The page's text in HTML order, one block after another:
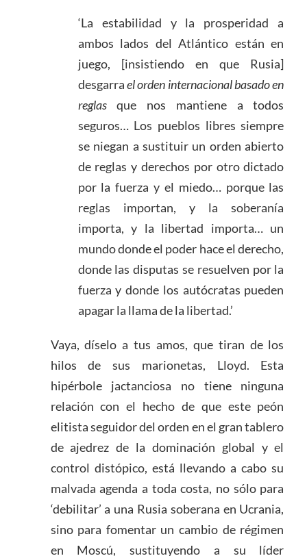
‘La estabilidad y la prosperidad a
ambos lados del Atlántico están en
juego, [insistiendo en que Rusia]
desgarrael orden internacional basado en
reglasque nos mantiene a todos
seguros… Los pueblos libres siempre
se niegan a sustituir un orden abierto
de reglas y derechos por otro dictado
por la fuerza y el miedo… porque las
reglas importan, y la soberanía
importa, y la libertad importa… un
mundo donde el poder hace el derecho,
donde las disputas se resuelven por la
fuerza y donde los autócratas pueden
apagar la llama de la libertad.’
Vaya, díselo a tus amos, que tiran de los
hilos de sus marionetas, Lloyd. Esta
hipérbole jactanciosa no tiene ninguna
relación con el hecho de que este peón
elitista seguidor del orden en el gran tablero
de ajedrez de la dominación global y el
control distópico, está llevando a cabo su
malvada agenda a toda costa, no sólo para
‘debilitar’ a una Rusia soberana en Ucrania,
sino para fomentar un cambio de régimen
en Moscú, sustituyendo a su líder